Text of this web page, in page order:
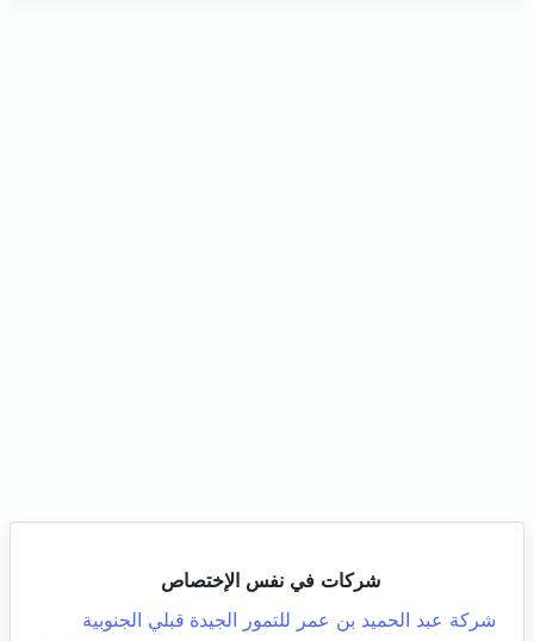
شركات في نفس الإختصاص
شركة عبد الحميد بن عمر للتمور الجيدة قبلي الجنوبية